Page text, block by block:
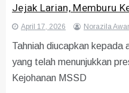
Jejak Larian, Memburu
April 17, 2026 Norazila
Tahniah diucapkan
yang telah menunjukkan
Kejohanan MSSD